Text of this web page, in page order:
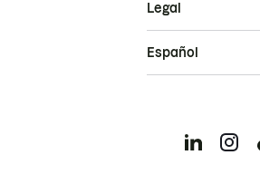
Legal
Español